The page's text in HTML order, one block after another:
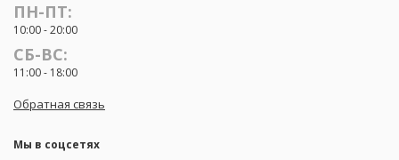
ПН-ПТ:
10:00 - 20:00
СБ-ВС:
11:00 - 18:00
Обратная связь
Мы в соцсетях